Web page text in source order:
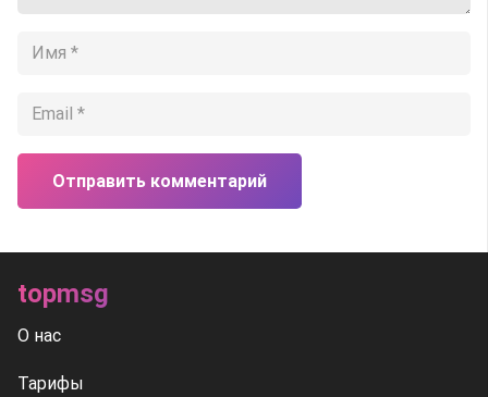
Отправить комментарий
topmsg
О нас
Тарифы